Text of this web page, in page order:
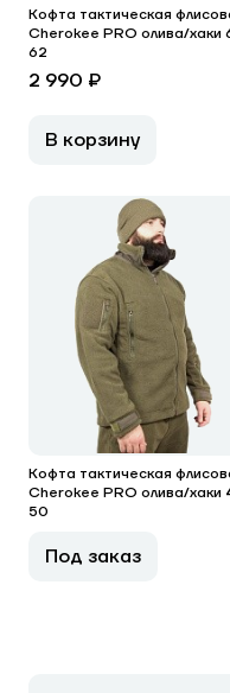
Кофта тактическая
Cherokee PRO олива/хаки
62
2 990 ₽
В корзину
Кофта тактическая
Cherokee PRO олива/хаки
50
Под заказ